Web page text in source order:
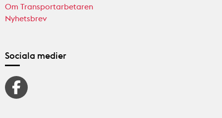
Om Transportarbetaren
Nyhetsbrev
Sociala medier